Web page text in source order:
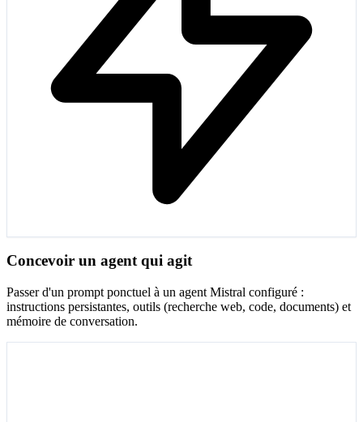
Concevoir un agent qui agit
Passer d'un prompt ponctuel à un agent Mistral configuré :
instructions persistantes, outils (recherche web, code, documents) et
mémoire de conversation.